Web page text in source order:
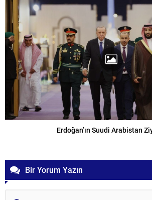
Erdoğan’ın Suudi Arabistan
Bir Yorum Yazın